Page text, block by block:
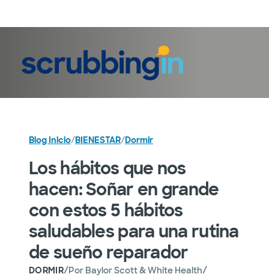
Blog Inicio/BIENESTAR/Dormir
Los hábitos que nos
hacen: Soñar en grande
con estos 5 hábitos
saludables para una rutina
de sueño reparador
DORMIR/Por Baylor Scott & White Health/